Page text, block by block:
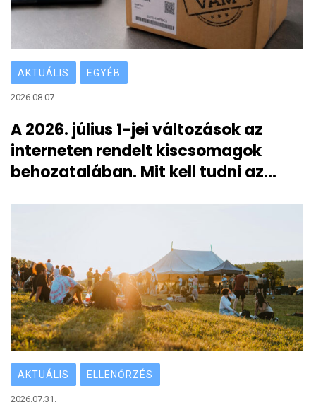
AKTUÁLIS EGYÉB
2026.08.07.
A 2026. július 1-jei változások az
interneten rendelt kiscsomagok
behozatalában. Mit kell tudni az
AKTUÁLIS ELLENŐRZÉS
2026.07.31.